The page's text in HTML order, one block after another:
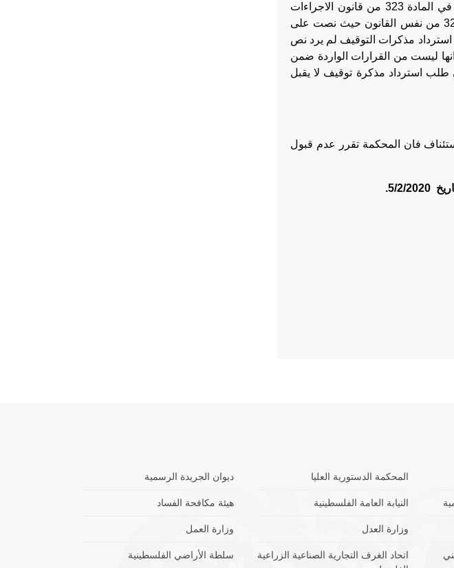
مذكرة التوقيف ، وحيث ان الاحكام والقرارات التي تقبل الطعن بالاستئناف قد وردة في المادة 323 من قانون الاجراءات
الجزائية رقم 3 لسنة 2001 ، كما ورد استثناء على هذا الاصل وهو ما اوردته المادة 324 من نفس القانون حيث نصت على
استرداد مذكرات التوقيف لم يرد نص
ليست من القرارات الواردة ضمن
صادر في طلب استرداد مذكرة توقيف لا يقبل
فان المحكمة تقرر عدم قبول
5/2/2020.
المحكمة الدستورية العليا ديوان الجريدة الرسمية
النيابة العامة الفلسطينية هيئة مكافحة الفساد
وزارة العدل وزارة العمل
اتحاد الغرف التجارية الصناعية الزراعية
سلطة الأراضي الفلسطينية